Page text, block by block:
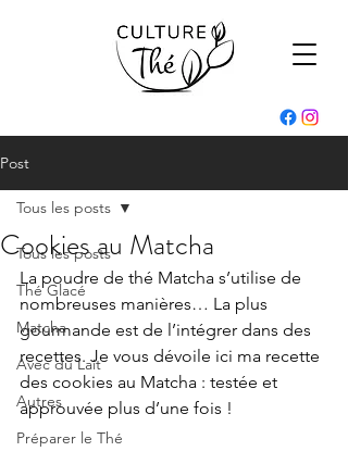
Post
Tous les posts
Thé Glacé
Matcha
Avec du Lait
Autres
Préparer le Thé
Tous les posts
Cookies au Matcha
La poudre de thé Matcha s’utilise de
nombreuses manières… La plus
gourmande est de l’intégrer dans des
recettes. Je vous dévoile ici ma recette
des cookies au Matcha : testée et
approuvée plus d’une fois !